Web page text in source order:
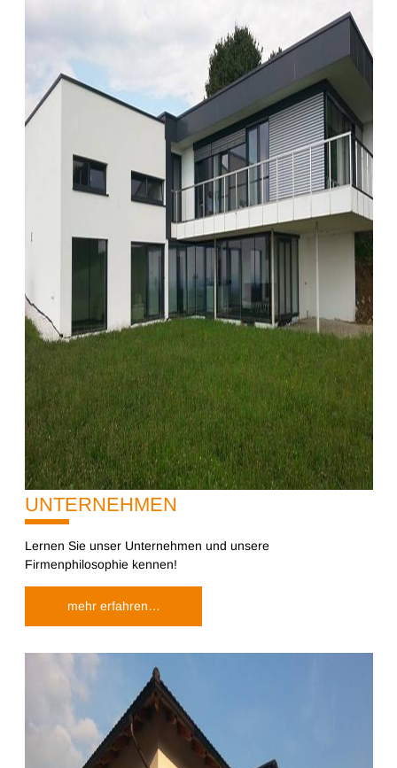
UNTERNEHMEN
Lernen Sie unser Unternehmen und unsere
Firmenphilosophie kennen!
mehr erfahren…